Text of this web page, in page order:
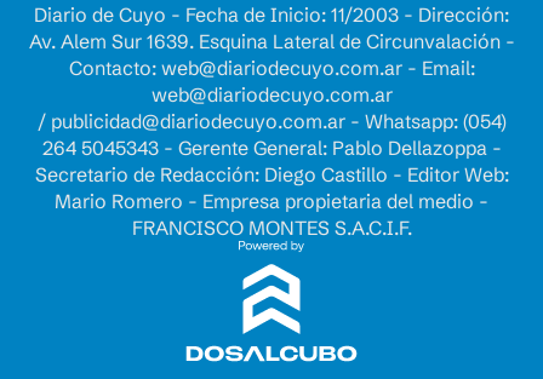
Diario de Cuyo - Fecha de Inicio: 11/2003 - Dirección:
Av. Alem Sur 1639. Esquina Lateral de Circunvalación -
Contacto: web@diariodecuyo.com.ar- Email:
web@diariodecuyo.com.ar
/ publicidad@diariodecuyo.com.ar- Whatsapp: (054)
264 5045343 - Gerente General: Pablo Dellazoppa -
Secretario de Redacción: Diego Castillo - Editor Web:
Mario Romero - Empresa propietaria del medio -
FRANCISCO MONTES S.A.C.I.F.